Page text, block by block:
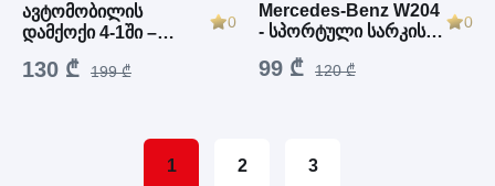
ავტომობილის
დამქოქი 4-1ში –
კომპრესორი
0
130 ₾ 199 ₾
Mercedes-Benz W204
- სპორტული სარკის
0
99 ₾ 120 ₾
1 2 3